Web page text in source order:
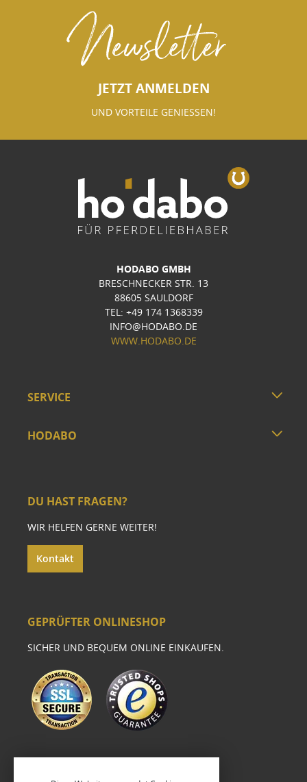
Newsletter
JETZT ANMELDEN
UND VORTEILE GENIESSEN!
HODABO GMBH
BRESCHNECKER STR. 13
88605 SAULDORF
TEL: +49 174 1368339
INFO@HODABO.DE
WWW.HODABO.DE
SERVICE
HODABO
DU HAST FRAGEN?
WIR HELFEN GERNE WEITER!
Kontakt
GEPRÜFTER ONLINESHOP
SICHER UND BEQUEM ONLINE EINKAUFEN.